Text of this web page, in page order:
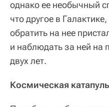
однако ее необычный
что другое в
обратить на нее
и наблюдать за ней на
двух лет.
Космическая